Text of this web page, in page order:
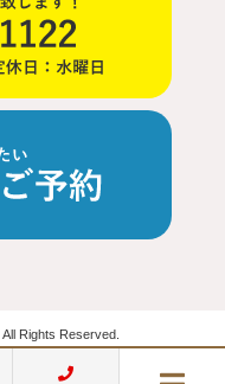
Rights Reserved.